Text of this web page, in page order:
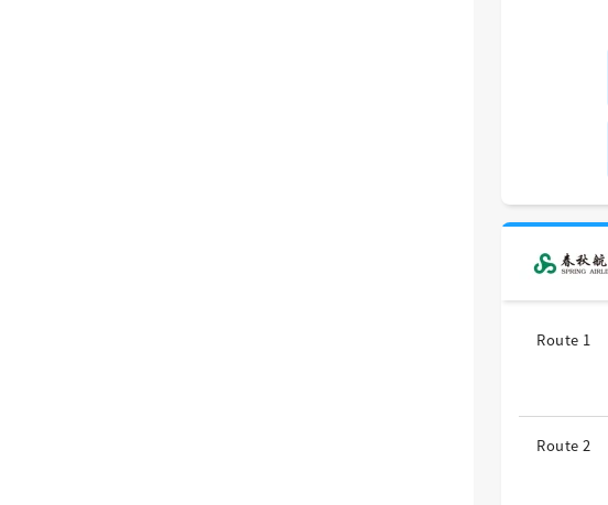
Route 1
Route 2